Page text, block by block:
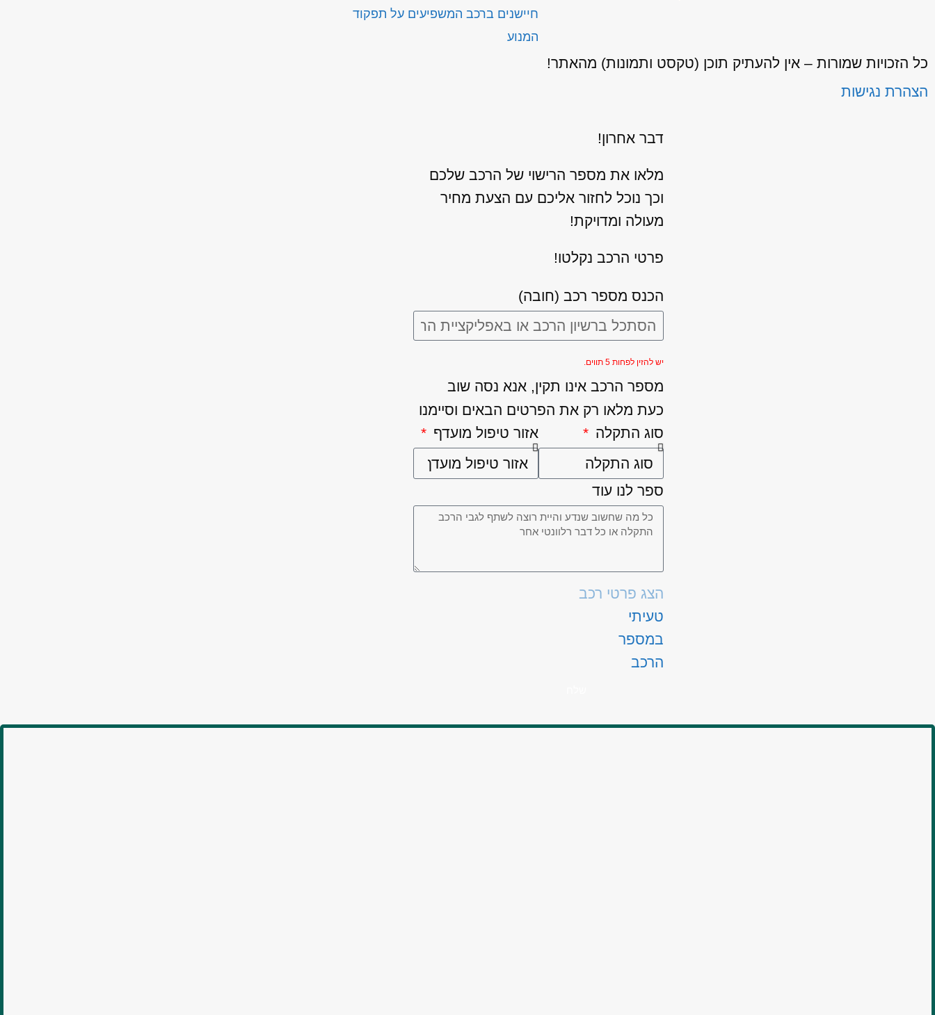
חיישנים ברכב המשפיעים על תפקוד
המנוע
כל הזכויות שמורות – אין להעתיק תוכן (טקסט ותמונות) מהאתר!
הצהרת נגישות
דבר אחרון!
מלאו את מספר הרישוי של הרכב שלכם
וכך נוכל לחזור אליכם עם הצעת מחיר
מעולה ומדויקת!
פרטי הרכב נקלטו!
הכנס מספר רכב (חובה)
יש להזין לפחות 5 תווים.
מספר הרכב אינו תקין, אנא נסה שוב
כעת מלאו רק את הפרטים הבאים וסיימנו
סוג התקלה
אזור טיפול מועדף
ספר לנו עוד
הצג פרטי רכב
טעיתי
במספר
הרכב